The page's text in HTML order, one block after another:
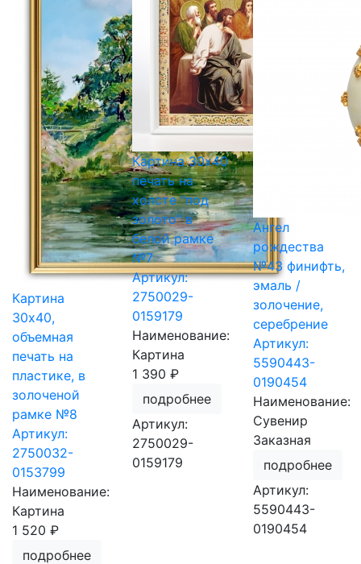
Картина
30х40,
объемная
печать на
пластике, в
золоченой
рамке №8
Артикул:
2750032-
0153799
Наименование:
Картина
1 520 ₽
подробнее
Картина 30х40
печать на
холсте "под
золото" в
белой рамке
№7
Артикул:
2750029-
0159179
Наименование:
Картина
1 390 ₽
подробнее
Артикул:
2750029-
0159179
Ангел
рождества
№43 финифть,
эмаль /
золочение,
серебрение
Артикул:
5590443-
0190454
Наименование:
Сувенир
Заказная
подробнее
Артикул:
5590443-
0190454